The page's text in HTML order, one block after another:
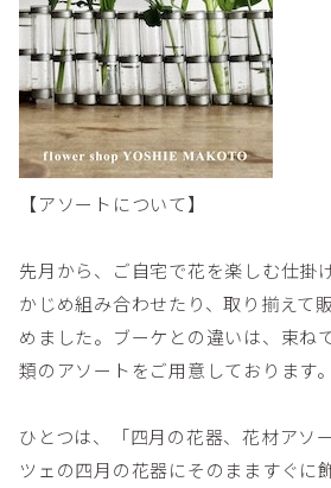
【アソートについて】
先月から、ご自宅で花を楽しむ仕掛
かじめ組み合わせたり、取り揃えて
めました。ブーケとの違いは、束ね
類のアソートをご用意しております。
ひとつは、「四月の花器、花材アソ
ツェの四月の花器にそのまますぐに